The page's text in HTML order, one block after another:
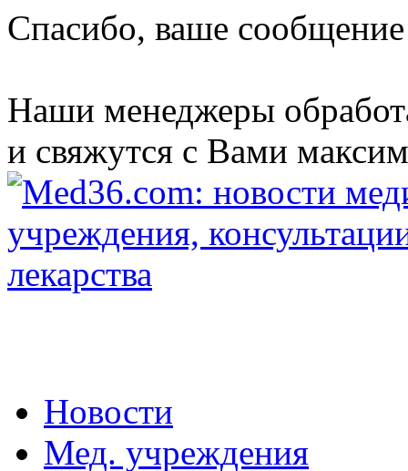
Спасибо, ваше
Наши менеджеры
и свяжутся с Вами
Новости
Мед. учреждения